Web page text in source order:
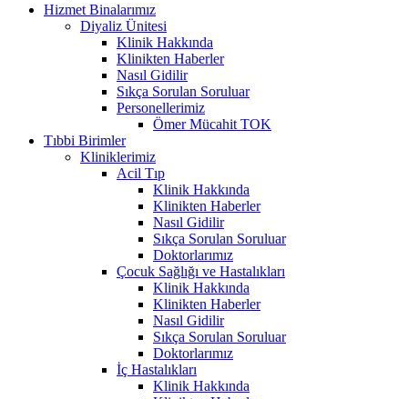
Hizmet Binalarımız
Diyaliz Ünitesi
Klinik Hakkında
Klinikten Haberler
Nasıl Gidilir
Sıkça Sorulan Soruluar
Personellerimiz
Ömer Mücahit TOK
Tıbbi Birimler
Kliniklerimiz
Acil Tıp
Klinik Hakkında
Klinikten Haberler
Nasıl Gidilir
Sıkça Sorulan Soruluar
Doktorlarımız
Çocuk Sağlığı ve Hastalıkları
Klinik Hakkında
Klinikten Haberler
Nasıl Gidilir
Sıkça Sorulan Soruluar
Doktorlarımız
İç Hastalıkları
Klinik Hakkında